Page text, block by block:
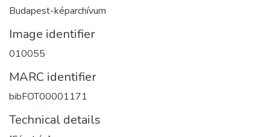
Budapest-képarchívum
Image identifier
010055
MARC identifier
bibFOT00001171
Technical details